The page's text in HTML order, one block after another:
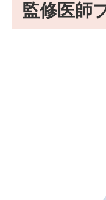
監修医師